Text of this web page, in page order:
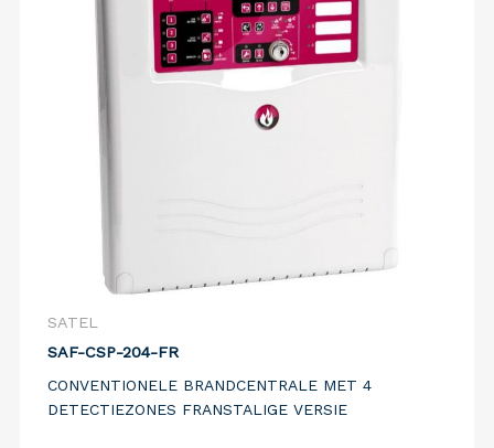
SATEL
SAF-CSP-204-FR
CONVENTIONELE BRANDCENTRALE MET 4
DETECTIEZONES FRANSTALIGE VERSIE